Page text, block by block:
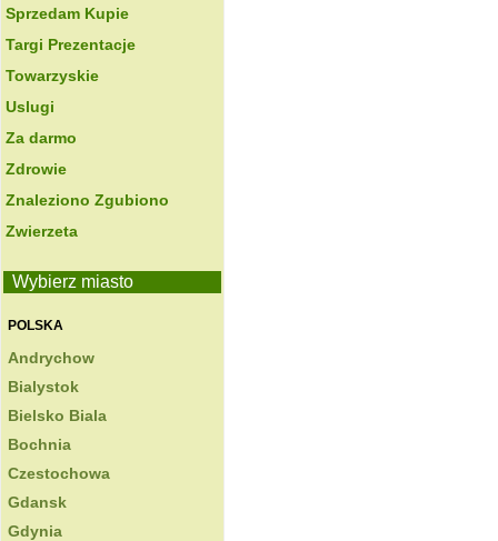
Sprzedam Kupie
Targi Prezentacje
Towarzyskie
Uslugi
Za darmo
Zdrowie
Znaleziono Zgubiono
Zwierzeta
Wybierz miasto
POLSKA
Andrychow
Bialystok
Bielsko Biala
Bochnia
Czestochowa
Gdansk
Gdynia